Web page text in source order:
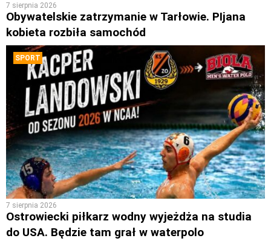
7 sierpnia 2026
Obywatelskie zatrzymanie w Tarłowie. PIjana
kobieta rozbiła samochód
SPORT
7 sierpnia 2026
Ostrowiecki piłkarz wodny wyjeżdża na studia
do USA. Będzie tam grał w waterpolo